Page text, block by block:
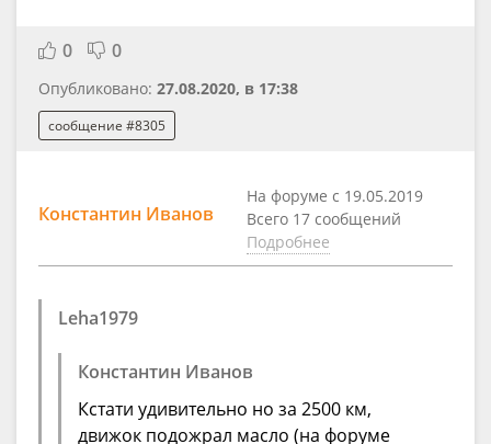
0 0
Опубликовано: 27.08.2020, в 17:38
сообщение #8305
Константин Иванов
На форуме с 19.05.2019
Всего 17 сообщений
Подробнее
Leha1979
Константин Иванов
Кстати удивительно но за 2500 км,
движок подожрал масло (на форуме